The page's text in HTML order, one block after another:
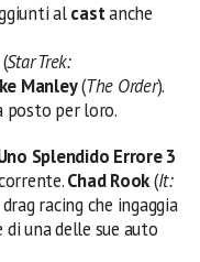
alcastanche
Star Trek:
Manley(The Order).
posto per loro.
Splendido Errore 3
Chad Rook(It:
racing che ingaggia
una delle sue auto